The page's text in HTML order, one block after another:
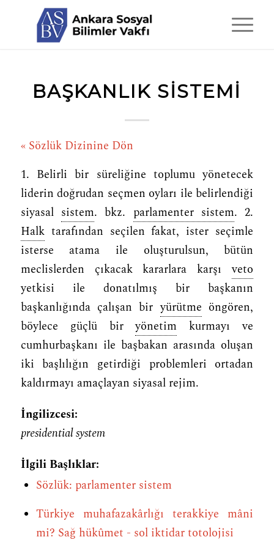
BAŞKANLIK SISTEMI
« Sözlük Dizinine Dön
1. Belirli bir süreliğine toplumu yönetecek
liderin doğrudan seçmen oyları ile belirlendiği
siyasal sistem. bkz. parlamenter sistem. 2.
Halktarafından seçilen fakat, ister seçimle
isterse atama ile oluşturulsun, bütün
meclislerden çıkacak kararlara karşıveto
yetkisi ile donatılmış bir başkanın
başkanlığında çalışan biryürütme öngören,
böylece güçlü biryönetim kurmayı ve
cumhurbaşkanı ile başbakan arasında oluşan
iki başlılığın getirdiği problemleri ortadan
kaldırmayı amaçlayan siyasal rejim.
İngilizcesi:
presidential system
İlgili Başlıklar:
Sözlük: parlamenter sistem
Türkiye muhafazakârlığı terakkiye mâni
mi? Sağ hükûmet - sol iktidar totolojisi